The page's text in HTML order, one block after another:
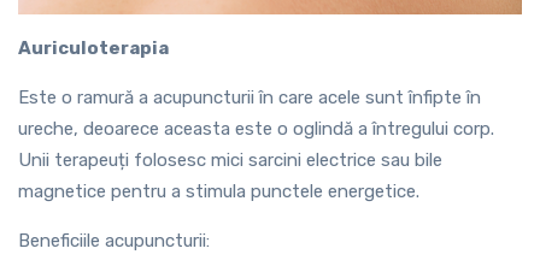
Auriculoterapia
Este o ramură a acupuncturii în care acele sunt înfipte în
ureche, deoarece aceasta este o oglindă a întregului corp.
Unii terapeuți folosesc mici sarcini electrice sau bile
magnetice pentru a stimula punctele energetice.
Beneficiile acupuncturii: